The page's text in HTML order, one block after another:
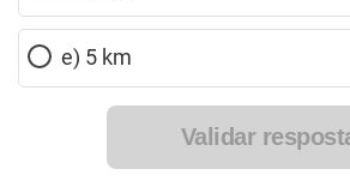
e) 5 km
Validar